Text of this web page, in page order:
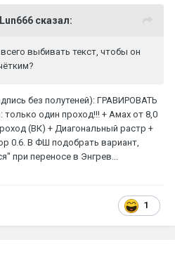
сказал:
выбивать текст, чтобы он
без полутеней): ГРАВИРОВАТЬ
один проход!!! + Амах от 8,0
(ВК) + Диагональный растр +
0.6. В ФШ подобрать вариант,
при переносе в Энгрев...
1